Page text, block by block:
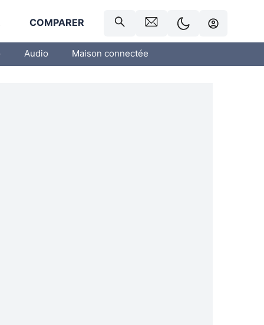
COMPARER
Audio Maison connectée